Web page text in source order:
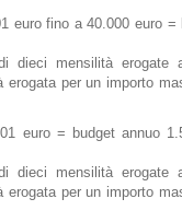
euro fino a 40.000 euro =
dieci mensilità erogate
erogata per un importo
euro = budget annuo
dieci mensilità erogate
erogata per un importo